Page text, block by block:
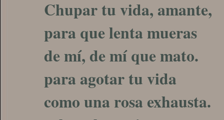
Chupar tu vida, amante,
para que lenta mueras
de mí, de mí que mato.
para agotar tu vida
como una rosa exhausta.